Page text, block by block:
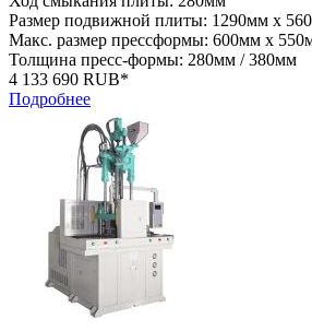
Размер подвижной плиты: 1290мм x
Макс. размер прессформы: 600мм x
Толщина пресс-формы: 280мм / 380мм
4 133 690 RUB*
Подробнее